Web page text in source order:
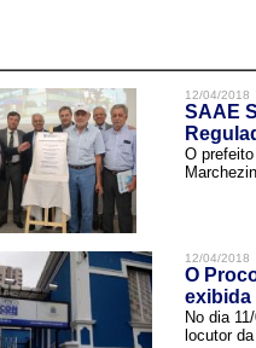
12/04/2018
SAAE
O
12/04/2018
O
exibida
No dia
locutor